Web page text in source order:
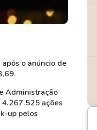
o anúncio de
Administração
4.267.525 ações
up pelos